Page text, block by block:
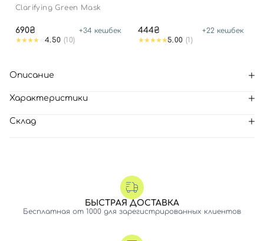
Clarifying Green Mask
690₴ +34 кешбек
4.50 (10)
444₴ +22 кешбек
5.00 (1)
Описание
Характеристики
Склад
БЫСТРАЯ ДОСТАВКА
Бесплатная от 1000 для зарегистрированных клиентов